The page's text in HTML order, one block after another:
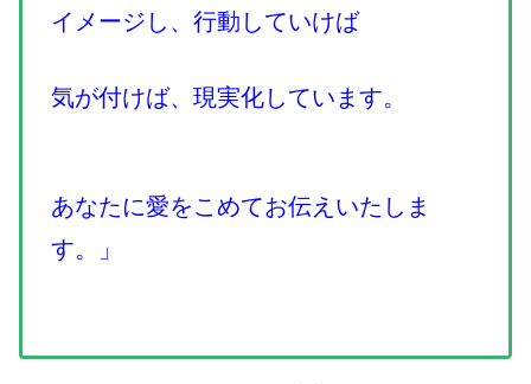
イメージし、行動していけば
気が付けば、現実化しています。
あなたに愛をこめてお伝えいたしま
す。」